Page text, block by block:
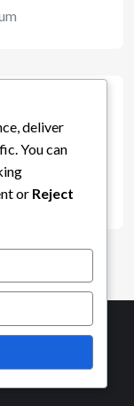
deliver
You can
or Reject